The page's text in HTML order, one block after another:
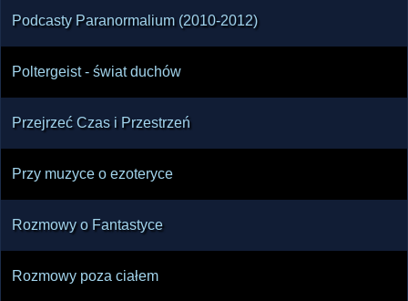
Podcasty Paranormalium (2010-2012)
Poltergeist - świat duchów
Przejrzeć Czas i Przestrzeń
Przy muzyce o ezoteryce
Rozmowy o Fantastyce
Rozmowy poza ciałem